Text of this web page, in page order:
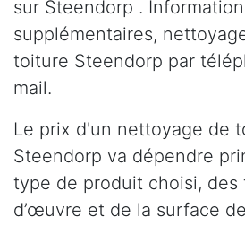
sur Steendorp .
supplémentaires,
toiture Steendorp par
mail.
Le prix d'un nettoyage de
Steendorp va dépendre
type de produit choisi, des
d’œuvre et de la surface